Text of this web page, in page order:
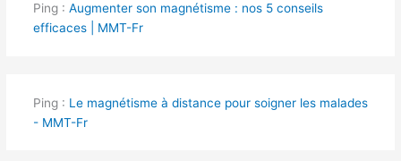
Ping : Augmenter son magnétisme : nos 5 conseils
efficaces | MMT-Fr
Ping : Le magnétisme à distance pour soigner les malades
- MMT-Fr